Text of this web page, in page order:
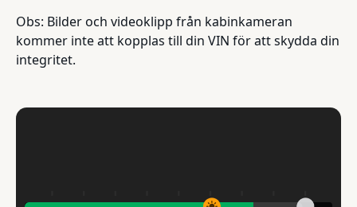
Obs: Bilder och videoklipp från kabinkameran
kommer inte att kopplas till din VIN för att skydda din
integritet.